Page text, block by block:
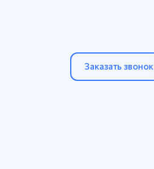
Заказать звонок